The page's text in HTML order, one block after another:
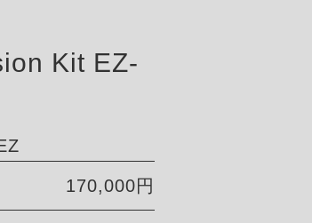
Kit EZ-
170,000円